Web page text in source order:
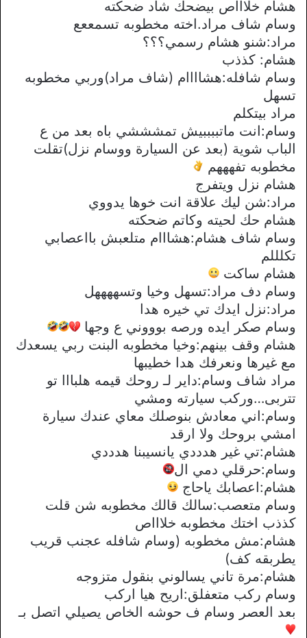
هشام خلاااص بيضحك شاد ضحكته
وسام شاف مراد.اخته مخطوبه تسمععع
مراد:شنو هشام رسمي؟؟؟
هشام: كذذب
وسام شافله:هشاااام (شاف مراد)وربي مخطوبه
تسهل
مراد بيتكلم
وسام:انت ماتببببيش تمشششي باه بعد من ع
الباب شوية (بعد عن السيارة ووسام نزل)تقلت
مخطوبه تفهههم
هشام نزل ويتفرج
مراد:شن ليك علاقة انت خوها يدووي
هشام حك لحيته وكاتم ضحكته
وسام شاف هشام:هشااام متلعبش بااعصابي
تكلللم
هشام ساكت
وسام دف مراد:تسهل وخيا وتسههههل
مراد:نزل ايدك تي خيره هدا
وسام صكر ايده ورصه بوووني ع وجها
هشام وقف بينهم:وخيا مخطوبه البنت ربي يسعدك
مع غيرها ونعرفك هدا خطيبها
مراد شاف وسام:داير لـ روحك قيمه هلبااا تو
تتربى…وركب سيارته ومشي
وسام:اني معادش بنوصلك معاي عندك سيارة
امشي بروحك ولا ارقد
هشام:تي غير هدددي يانسيبنا هدددي
وسام:حرقلي دمي ال
هشام:اعصابك ياحاج
وسام متعصب:سالك قالك مخطوبه شن قلت
كذذب اختك مخطوبه خلاااص
هشام:مش مخطوبه (وسام شافله عجنب قريب
يطربقه كف)
هشام:مرة تاني يسالوني بنقول متزوجه
وسام ركب متعفلق:اريح هيا اركب
بعد العصر وسام ف حوشه الخاص يصيلي اتصل بـ